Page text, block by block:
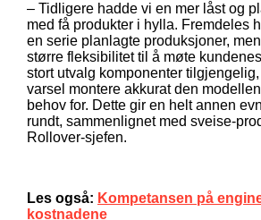
– Tidligere hadde vi en mer låst og
med få produkter i hylla. Fremdeles
en serie planlagte produksjoner,
større fleksibilitet til å møte
stort utvalg komponenter
varsel montere akkurat den
behov for. Dette gir en helt annen
rundt, sammenlignet med sveise-
Rollover-sjefen.
Les også: Kompetansen på
kostnadene